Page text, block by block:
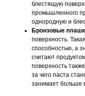
блестящую
промышленного
однородную и
Бронзовые
поверхность.
способностью, а
считают
поверхность
за чего паста
занимает больше